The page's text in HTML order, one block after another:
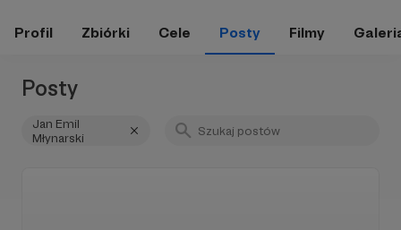
Profil Zbiórki Cele Posty Filmy
Posty
Jan Emil
Młynarski